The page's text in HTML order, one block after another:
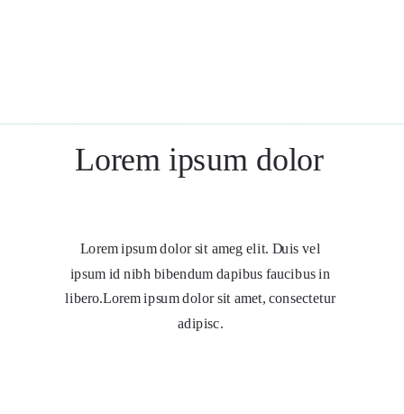
Lorem ipsum dolor
Lorem ipsum dolor sit ameg elit. Duis vel
ipsum id nibh bibendum dapibus faucibus in
libero.Lorem ipsum dolor sit amet, consectetur
adipisc.